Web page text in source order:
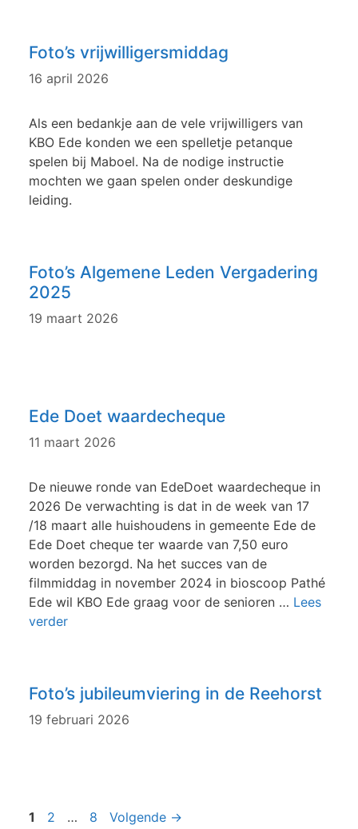
Foto’s vrijwilligersmiddag
16 april 2026
Als een bedankje aan de vele vrijwilligers van
KBO Ede konden we een spelletje petanque
spelen bij Maboel. Na de nodige instructie
mochten we gaan spelen onder deskundige
leiding.
Foto’s Algemene Leden Vergadering
2025
19 maart 2026
Ede Doet waardecheque
11 maart 2026
De nieuwe ronde van EdeDoet waardecheque in
2026 De verwachting is dat in de week van 17
/18 maart alle huishoudens in gemeente Ede de
Ede Doet cheque ter waarde van 7,50 euro
worden bezorgd. Na het succes van de
filmmiddag in november 2024 in bioscoop Pathé
Ede wil KBO Ede graag voor de senioren … Lees
verder
Foto’s jubileumviering in de Reehorst
19 februari 2026
Pagina
1 Pagina
2 … Pagina
8 Volgende →